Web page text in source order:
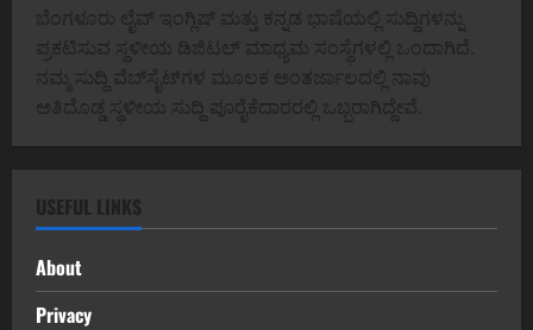
ಬೆಂಗಳೂರು ಲೈವ್ ಇಂಗ್ಲಿಷ್ ಮತ್ತು ಕನ್ನಡ ಭಾಷೆಯಲ್ಲಿ ಸುದ್ದಿಗಳನ್ನು
ಪ್ರಕಟಿಸುವ ಸ್ಥಳೀಯ ಡಿಜಿಟಲ್ ಮಾಧ್ಯಮ ಸಂಸ್ಥೆಗಳಲ್ಲಿ ಒಂದಾಗಿದೆ.
ನಮ್ಮ ಸುದ್ದಿ ವೆಬ್‌ಸೈಟ್‌ಗಳ ಮೂಲಕ ಅಂತರ್ಜಾಲದಲ್ಲಿ ನಾವು
ಅತಿದೊಡ್ಡ ಸ್ಥಳೀಯ ಸುದ್ದಿ ಪೂರೈಕೆದಾರರಲ್ಲಿ ಒಬ್ಬರಾಗಿದ್ದೇವೆ.
USEFUL LINKS
About
Privacy